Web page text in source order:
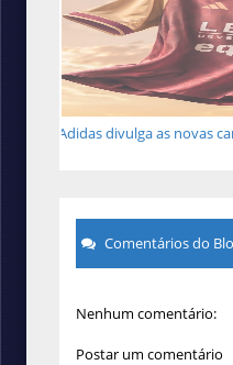
Adidas divulga as novas
Comentários do
Nenhum comentário:
Postar um comentário